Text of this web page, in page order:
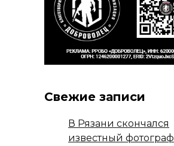
Свежие записи
В Рязани скончался
известный фотограф